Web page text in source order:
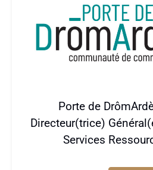
Porte de
Directeur(trice)
Services